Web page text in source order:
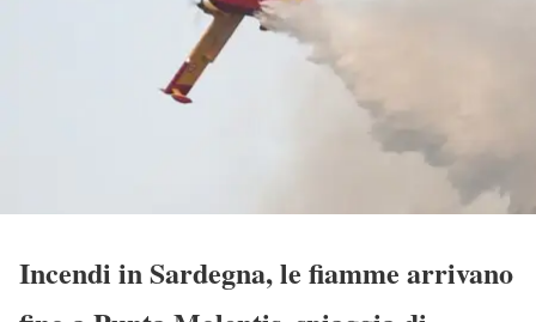
Incendi in Sardegna, le fiamme arrivano